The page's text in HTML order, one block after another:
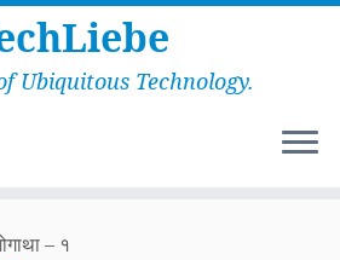
Ubiquitous Technology.
– १